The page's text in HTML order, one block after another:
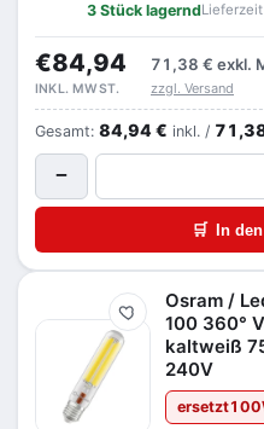
3 Stück lagerndLieferzeit
€84,94 71,38 € exkl.
INKL. MWST. zzgl. Versand
Gesamt: 84,94 € inkl. /
−
🛒 In
Merken
Osram /
100 360°
kaltweiß
240V
ersetzt100